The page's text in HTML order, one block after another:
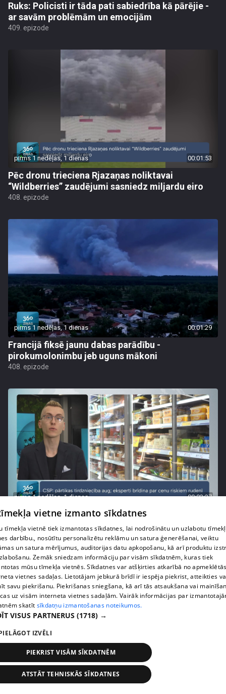
Ruks: Policisti ir tāda pati sabiedrība kā pārējie -
ar savām problēmām un emocijām
409. epizode
pirms 1 nedēļas, 1 dienas 00:01:53
Pēc dronu trieciena Rjazaņas noliktavai
“Wildberries” zaudējumi sasniedz miljardu eiro
408. epizode
pirms 1 nedēļas, 1 dienas 00:01:29
Francijā fiksē jaunu dabas parādību -
pirokumolonimbu jeb uguns mākoni
408. epizode
pirms 1 nedēļas, 1 dienas 00:03:37
Pārtiku pērkam vairāk, bet vai “zemo cenu grozs”
tiešām samazina kopējo čeku?
408. epizode
pirms 1 nedēļas, 1 dienas
Latvijā pirmajā Simulāciju centrā mediķi trenēsies
vietne izmanto sīkdatnes
tīmekļa vietnē tiek izmantotas sīkdatnes, lai nodrošinātu un uzlabotu
darbību., nosūtītu personalizētu reklāmu un satura ģenerēšanai, veiktu
un satura mērījumus, auditorijas datu apkopošanu, kā arī produktu
Zemāk sniedzam informāciju par visām sīkdatnēm, kuras tiek
mūsu tīmekļa vietnēs. Sīkdatnes var atšķirties atkarībā no
vietnes sadaļas. Lietotājam jebkurā brīdī ir iespēja piekrist, atteikties
savu piekrišanu. Piekrišanas sniegšana, kā arī tās atsaukšana vai
uz visām interneta vietnes sadaļām. Vairāk informācijas par
skatīt sīkdatņu izmantošanas noteikumos.
VISUS PARTNERUS (1718) →
IZVĒLI
PIEKRIST VISĀM SĪKDATNĒM
ATSTĀT TEHNISKĀS SĪKDATNES